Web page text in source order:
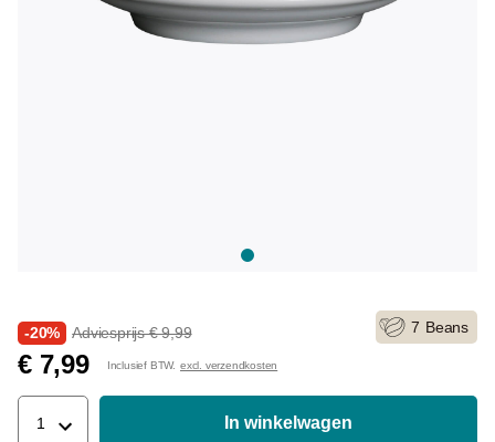
-20% Adviesprijs € 9,99
€ 7,99 Inclusief BTW. excl. verzendkosten
7 Beans
1 In winkelwagen